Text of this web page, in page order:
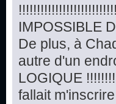
IMPOSSIBLE
De plus, à
autre d'un
LOGIQUE
fallait